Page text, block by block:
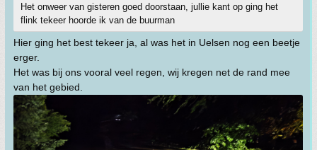
Het onweer van gisteren goed doorstaan, jullie kant op ging het
flink tekeer hoorde ik van de buurman
Hier ging het best tekeer ja, al was het in Uelsen nog een beetje
erger.
Het was bij ons vooral veel regen, wij kregen net de rand mee
van het gebied.